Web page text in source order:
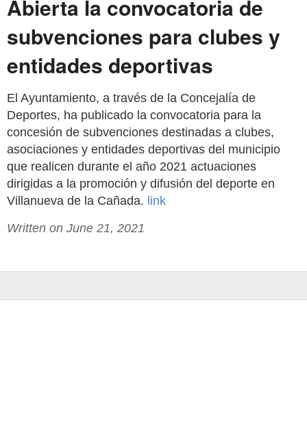
Abierta la convocatoria de
subvenciones para clubes y
entidades deportivas
El Ayuntamiento, a través de la Concejalía de
Deportes, ha publicado la convocatoria para la
concesión de subvenciones destinadas a clubes,
asociaciones y entidades deportivas del municipio
que realicen durante el año 2021 actuaciones
dirigidas a la promoción y difusión del deporte en
Villanueva de la Cañada. link
Written on June 21, 2021